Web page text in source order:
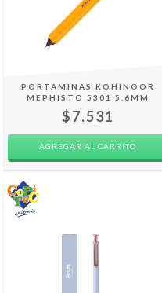
PORTAMINAS KOHINOOR
MEPHISTO 5301 5,6MM
$7.531